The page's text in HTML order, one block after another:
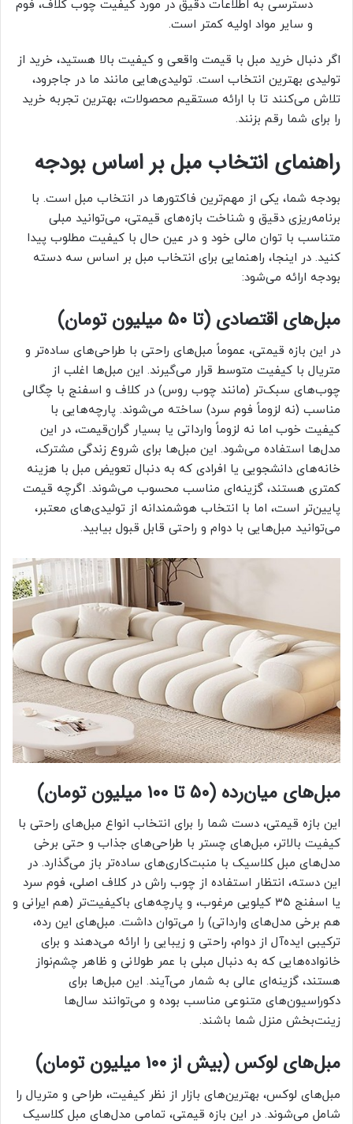
دسترسی به اطلاعات دقیق در مورد کیفیت چوب کلاف، فوم
و سایر مواد اولیه کمتر است.
اگر دنبال خرید مبل با قیمت واقعی و کیفیت بالا هستید، خرید از
تولیدی بهترین انتخاب است. تولیدی‌هایی مانند ما در جاجرود،
تلاش می‌کنند تا با ارائه مستقیم محصولات، بهترین تجربه خرید
را برای شما رقم بزنند.
راهنمای انتخاب مبل بر اساس بودجه
بودجه شما، یکی از مهم‌ترین فاکتورها در انتخاب مبل است. با
برنامه‌ریزی دقیق و شناخت بازه‌های قیمتی، می‌توانید مبلی
متناسب با توان مالی خود و در عین حال با کیفیت مطلوب پیدا
کنید. در اینجا، راهنمایی برای انتخاب مبل بر اساس سه دسته
بودجه ارائه می‌شود:
مبل‌های اقتصادی (تا ۵۰ میلیون تومان)
در این بازه قیمتی، عموماً مبل‌های راحتی با طراحی‌های ساده‌تر و
متریال با کیفیت متوسط قرار می‌گیرند. این مبل‌ها اغلب از
چوب‌های سبک‌تر (مانند چوب روس) در کلاف و اسفنج با چگالی
مناسب (نه لزوماً فوم سرد) ساخته می‌شوند. پارچه‌هایی با
کیفیت خوب اما نه لزوماً وارداتی یا بسیار گران‌قیمت، در این
مدل‌ها استفاده می‌شود. این مبل‌ها برای شروع زندگی مشترک،
خانه‌های دانشجویی یا افرادی که به دنبال تعویض مبل با هزینه
کمتری هستند، گزینه‌ای مناسب محسوب می‌شوند. اگرچه قیمت
پایین‌تر است، اما با انتخاب هوشمندانه از تولیدی‌های معتبر،
می‌توانید مبل‌هایی با دوام و راحتی قابل قبول بیابید.
مبل‌های میان‌رده (۵۰ تا ۱۰۰ میلیون تومان)
این بازه قیمتی، دست شما را برای انتخاب انواع مبل‌های راحتی با
کیفیت بالاتر، مبل‌های چستر با طراحی‌های جذاب و حتی برخی
مدل‌های مبل کلاسیک با منبت‌کاری‌های ساده‌تر باز می‌گذارد. در
این دسته، انتظار استفاده از چوب راش در کلاف اصلی، فوم سرد
یا اسفنج ۳۵ کیلویی مرغوب، و پارچه‌های باکیفیت‌تر (هم ایرانی و
هم برخی مدل‌های وارداتی) را می‌توان داشت. مبل‌های این رده،
ترکیبی ایده‌آل از دوام، راحتی و زیبایی را ارائه می‌دهند و برای
خانواده‌هایی که به دنبال مبلی با عمر طولانی و ظاهر چشم‌نواز
هستند، گزینه‌ای عالی به شمار می‌آیند. این مبل‌ها برای
دکوراسیون‌های متنوعی مناسب بوده و می‌توانند سال‌ها
زینت‌بخش منزل شما باشند.
مبل‌های لوکس (بیش از ۱۰۰ میلیون تومان)
مبل‌های لوکس، بهترین‌های بازار از نظر کیفیت، طراحی و متریال را
شامل می‌شوند. در این بازه قیمتی، تمامی مدل‌های مبل کلاسیک